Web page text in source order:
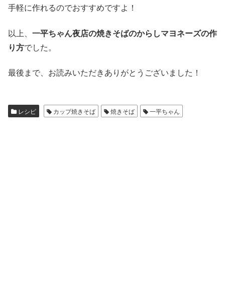
手軽に作れるのでおすすめですよ！
以上、 一平ちゃん夜店の焼きそばのからしマヨネーズの作
り方でした。
最後まで、お読みいただきありがとうございました！
レシピ カップ焼きそば 焼きそば 一平ちゃん